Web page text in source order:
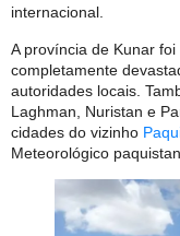
internacional.
A província de Kunar
completamente
autoridades locais.
Laghman, Nuristan e
cidades do vizinho
Meteorológico